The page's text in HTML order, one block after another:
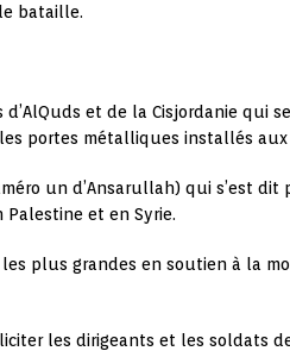
bataille.
et de la Cisjordanie qui
portes métalliques installés
un d’Ansarullah) qui s’est
et en Syrie.
plus grandes en soutien à la
les dirigeants et les soldats